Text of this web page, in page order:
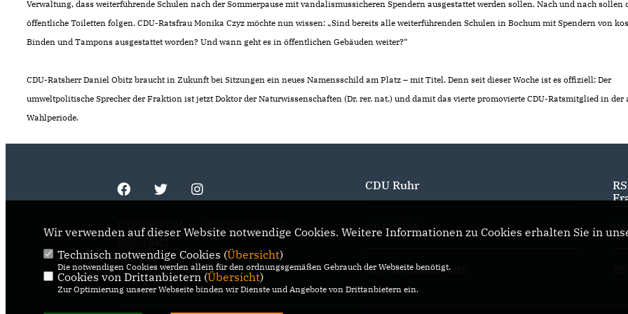
Verwaltung, dass weiterführende Schulen nach der Sommerpause mit vandalismussicheren Spendern ausgestattet werden sollen. Nach und nach sollen
öffentliche Toiletten folgen. CDU-Ratsfrau Monika Czyz möchte nun wissen: „Sind bereits alle weiterführenden Schulen in Bochum mit Spendern von
Binden und Tampons ausgestattet worden? Und wann geht es in öffentlichen Gebäuden weiter?“
CDU-Ratsherr Daniel Obitz braucht in Zukunft bei Sitzungen ein neues Namensschild am Platz – mit Titel. Denn seit dieser Woche ist es offiziell: Der
umweltpolitische Sprecher der Fraktion ist jetzt Doktor der Naturwissenschaften (Dr. rer. nat.) und damit das vierte promovierte CDU-Ratsmitglied in der
Wahlperiode.
IMPRESSUM
DATENSCHUTZ
CDU Ruhr
CDU NRW
CDU Deutschlands
Wir verwenden auf dieser Website notwendige Cookies. Weitere Informationen zu Cookies erhalten Sie in
Technisch notwendige Cookies (Übersicht)
Die notwendigen Cookies werden allein für den ordnungsgemäßen Gebrauch der Webseite benötigt.
Cookies von Drittanbietern (Übersicht)
Zur Optimierung unserer Webseite binden wir Dienste und Angebote von Drittanbietern ein.